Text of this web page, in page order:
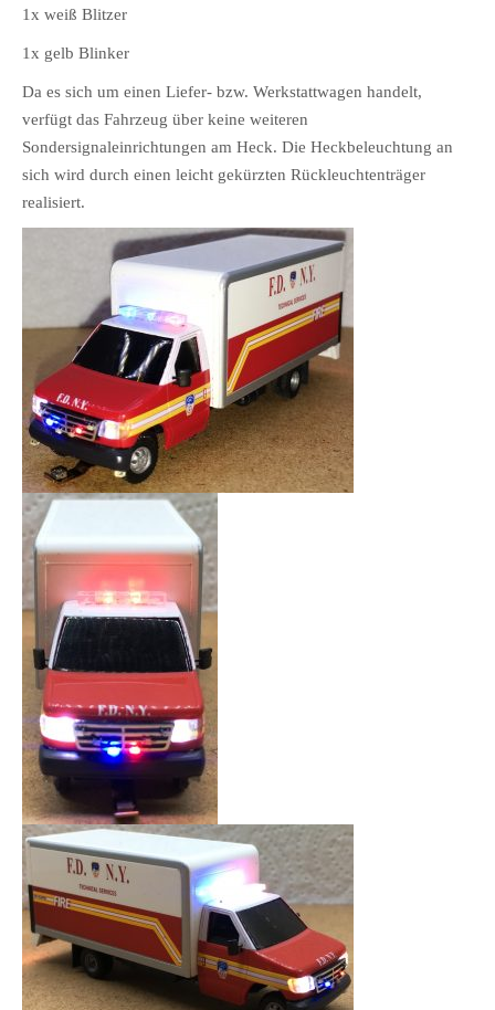
1x weiß Blitzer
1x gelb Blinker
Da es sich um einen Liefer- bzw. Werkstattwagen handelt,
verfügt das Fahrzeug über keine weiteren
Sondersignaleinrichtungen am Heck. Die Heckbeleuchtung an
sich wird durch einen leicht gekürzten Rückleuchtenträger
realisiert.